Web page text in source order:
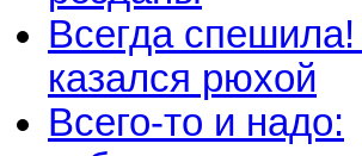
Всегда
казался рюхой
Всего-то и надо: